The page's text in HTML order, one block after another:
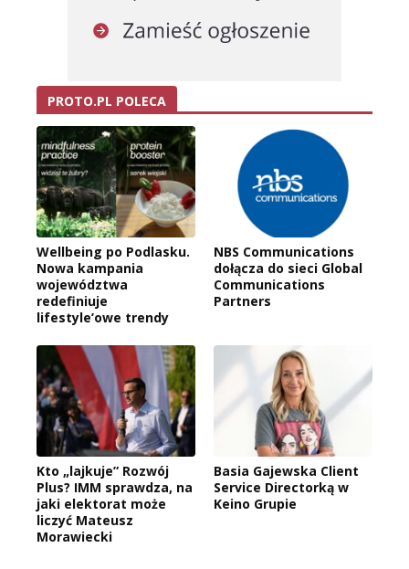
PROTO.PL POLECA
Wellbeing po Podlasku.
Nowa kampania
województwa
redefiniuje
lifestyle’owe trendy
NBS Communications
dołącza do sieci Global
Communications
Partners
Kto „lajkuje” Rozwój
Plus? IMM sprawdza, na
jaki elektorat może
liczyć Mateusz
Morawiecki
Basia Gajewska Client
Service Directorką w
Keino Grupie